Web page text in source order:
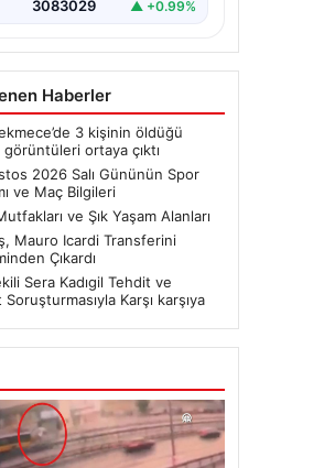
3083029 ▲ +0.99%
Haberler
3 kişinin öldüğü
görüntüleri ortaya çıktı
2026 Salı Gününün Spor
ve Maç Bilgileri
ve Şık Yaşam Alanları
Mauro Icardi Transferini
Çıkardı
Sera Kadıgil Tehdit ve
Karşı karşıya